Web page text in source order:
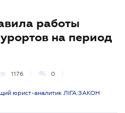
работы
на период
1176 0
юрист-аналитик ЛІГА:ЗАКОН